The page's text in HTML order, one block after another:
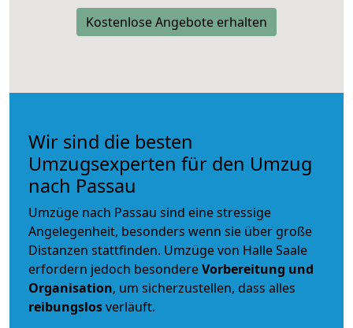
Kostenlose Angebote erhalten
Wir sind die besten
Umzugsexperten für den Umzug
nach Passau
Umzüge nach Passau sind eine stressige
Angelegenheit, besonders wenn sie über große
Distanzen stattfinden. Umzüge von Halle Saale
erfordern jedoch besondereVorbereitung und
Organisation, um sicherzustellen, dass alles
reibungslosverläuft.